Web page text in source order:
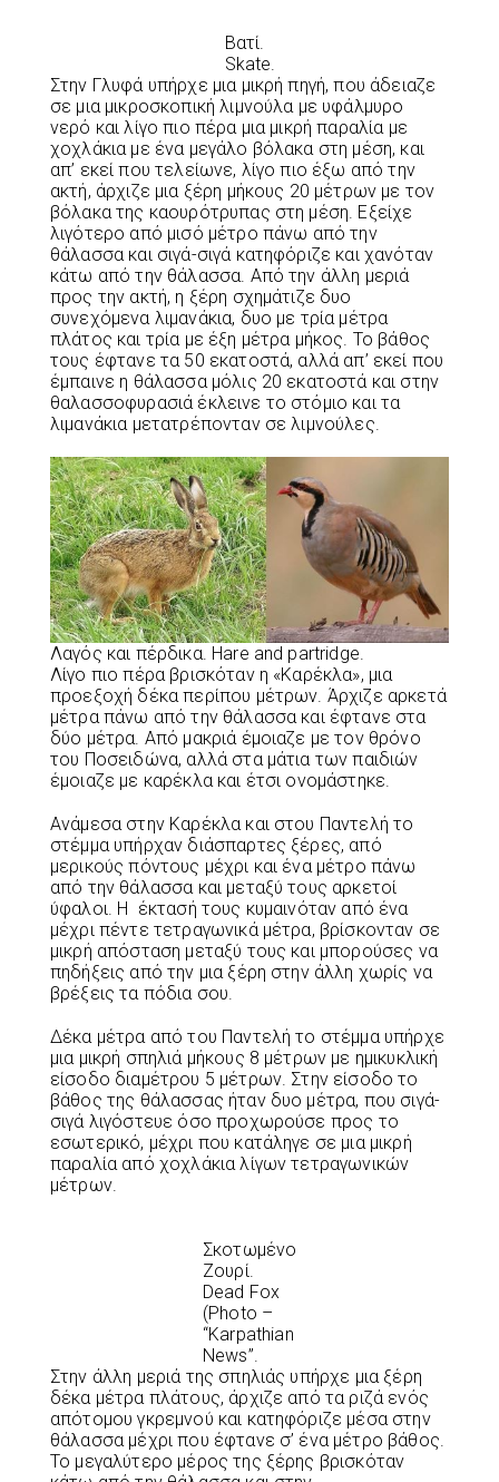
Βατί.
Skate.
Στην Γλυφά υπήρχε μια μικρή πηγή, που άδειαζε
σε μια μικροσκοπική λιμνούλα με υφάλμυρο
νερό και λίγο πιο πέρα μια μικρή παραλία με
χοχλάκια με ένα μεγάλο βόλακα στη μέση, και
απ’ εκεί που τελείωνε, λίγο πιο έξω από την
ακτή, άρχιζε μια ξέρη μήκους 20 μέτρων με τον
βόλακα της καουρότρυπας στη μέση. Εξείχε
λιγότερο από μισό μέτρο πάνω από την
θάλασσα και σιγά-σιγά κατηφόριζε και χανόταν
κάτω από την θάλασσα. Από την άλλη μεριά
προς την ακτή, η ξέρη σχημάτιζε δυο
συνεχόμενα λιμανάκια, δυο με τρία μέτρα
πλάτος και τρία με έξη μέτρα μήκος. Το βάθος
τους έφτανε τα 50 εκατοστά, αλλά απ’ εκεί που
έμπαινε η θάλασσα μόλις 20 εκατοστά και στην
θαλασσοφυρασιά έκλεινε το στόμιο και τα
λιμανάκια μετατρέπονταν σε λιμνούλες.
Λαγός και πέρδικα. Hare and partridge.
Λίγο πιο πέρα βρισκόταν η «Καρέκλα», μια
προεξοχή δέκα περίπου μέτρων. Άρχιζε αρκετά
μέτρα πάνω από την θάλασσα και έφτανε στα
δύο μέτρα. Από μακριά έμοιαζε με τον θρόνο
του Ποσειδώνα, αλλά στα μάτια των παιδιών
έμοιαζε με καρέκλα και έτσι ονομάστηκε.
Ανάμεσα στην Καρέκλα και στου Παντελή το
στέμμα υπήρχαν διάσπαρτες ξέρες, από
μερικούς πόντους μέχρι και ένα μέτρο πάνω
από την θάλασσα και μεταξύ τους αρκετοί
ύφαλοι. Η έκτασή τους κυμαινόταν από ένα
μέχρι πέντε τετραγωνικά μέτρα, βρίσκονταν σε
μικρή απόσταση μεταξύ τους και μπορούσες να
πηδήξεις από την μια ξέρη στην άλλη χωρίς να
βρέξεις τα πόδια σου.
Δέκα μέτρα από του Παντελή το στέμμα υπήρχε
μια μικρή σπηλιά μήκους 8 μέτρων με ημικυκλική
είσοδο διαμέτρου 5 μέτρων. Στην είσοδο το
βάθος της θάλασσας ήταν δυο μέτρα, που σιγά-
σιγά λιγόστευε όσο προχωρούσε προς το
εσωτερικό, μέχρι που κατάληγε σε μια μικρή
παραλία από χοχλάκια λίγων τετραγωνικών
μέτρων.
Σκοτωμένο
Ζουρί.
Dead Fox
(Photo –
“Karpathian
News”.
Στην άλλη μεριά της σπηλιάς υπήρχε μια ξέρη
δέκα μέτρα πλάτους, άρχιζε από τα ριζά ενός
απότομου γκρεμνού και κατηφόριζε μέσα στην
θάλασσα μέχρι που έφτανε σ’ ένα μέτρο βάθος.
Το μεγαλύτερο μέρος της ξέρης βρισκόταν